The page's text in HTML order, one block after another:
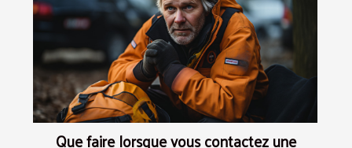
Que faire lorsque vous contactez une